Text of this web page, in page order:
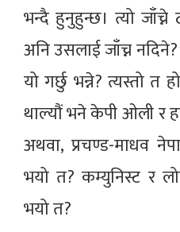
भन्दै हुनुहुन्छ। त्यो जाँच्ने
अनि उसलाई जाँच्न
यो गर्छु भन्ने? त्यस्तो त
थाल्यौं भने केपी ओली र
अथवा, प्रचण्ड-माधव
भयो त? कम्युनिस्ट र
भयो त?